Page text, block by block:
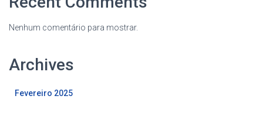
Nenhum comentário para mostrar.
Archives
Fevereiro 2025